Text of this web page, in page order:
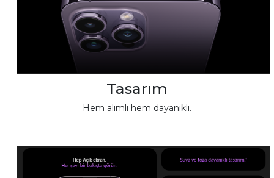
Tasarım
Hem alımlı hem dayanıklı.